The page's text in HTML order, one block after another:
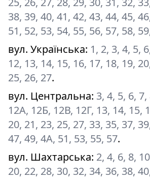
38, 39, 40, 41, 42, 43, 44, 45,
51, 52, 53, 54, 55, 56, 57, 58,
вул. Українська: 1, 2, 3, 4, 5,
12, 13, 14, 15, 16, 17, 18, 19,
25, 26, 27.
вул. Центральна: 3, 4, 5, 6,
12А, 12Б, 12В, 12Г, 13, 14, 15,
20, 21, 23, 25, 27, 33, 35, 37,
47, 49, 4А, 51, 53, 55, 57.
вул. Шахтарська: 2, 4, 6, 8,
20, 22, 28, 30, 32, 34, 36, 38,